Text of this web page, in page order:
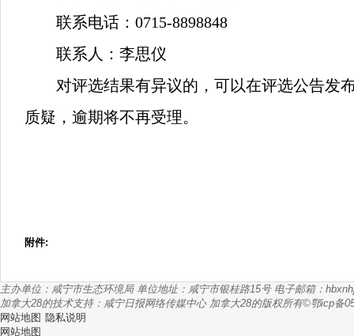
联系电话： 0715-8898848
联系人：李思仪
对评选结果有异议的，可以在评选公告发
质疑，逾期将不再受理。
附件:
主办单位：咸宁市生态环境局 单位地址：咸宁市银桂路15号 电子邮箱：
加拿大28的技术支持：咸宁日报网络传媒中心 加拿大28的版权所有©鄂icp备
网站地图 隐私说明
网站地图